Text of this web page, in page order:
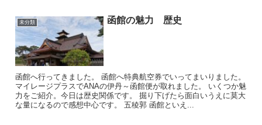
未分類 函館の魅力 歴史
函館へ行ってきました。 函館へ特典航空券でいってまいりました。
マイレージプラスでANAの伊丹～函館便が取れました。 いくつか魅
力をご紹介。今日は歴史関係です。 掘り下げたら面白いうえに莫大
な量になるので感想中心です。 五稜郭 函館といえ...